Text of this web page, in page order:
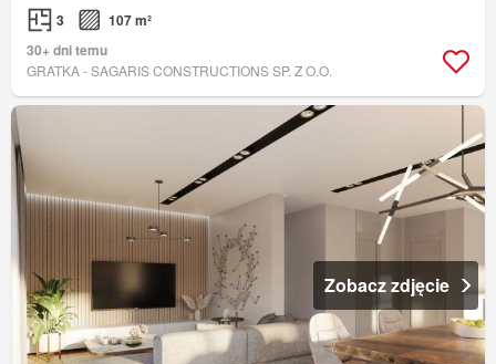
3
107 m²
30+ dni temu
GRATKA - SAGARIS CONSTRUCTIONS SP. Z O.O.
Zobacz zdjęcie